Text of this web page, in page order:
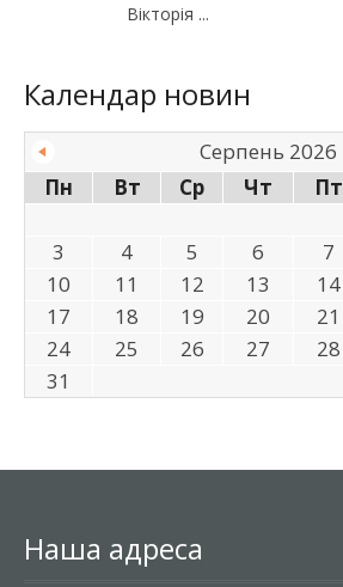
Вікторія
Календар новин
Серпень 2026
Пн
Вт Ср Чт Пт
3
4 5 6 7
10
11 12 13 14
17
18 19 20 21
24
25 26 27 28
31
Наша адреса